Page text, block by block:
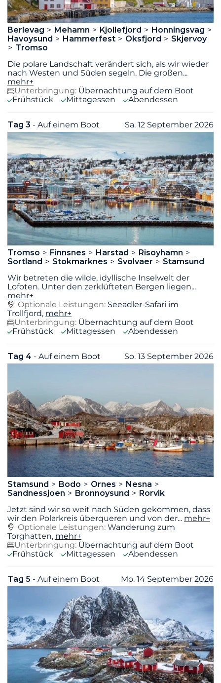
Berlevag Mehamn Kjollefjord
Honningsvag
Havoysund
Hammerfest Oksfjord
Skjervoy
Tromso
Die polare Landschaft verändert sich, als wir wieder
nach Westen und Süden segeln. Die großen...
mehr+
Unterbringung: Übernachtung auf dem Boot
Frühstück
Mittagessen Abendessen
Tag 3 - Auf einem Boot Sa. 12 September 2026
Tromso Finnsnes Harstad
Risoyhamn
Sortland
Stokmarknes Svolvaer
Stamsund
Wir betreten die wilde, idyllische Inselwelt der
Lofoten. Unter den zerklüfteten Bergen liegen...
mehr+
Optionale Leistungen: Seeadler-Safari im
Trollfjord, mehr+
Unterbringung: Übernachtung auf dem Boot
Frühstück
Mittagessen Abendessen
Tag 4 - Auf einem Boot So. 13 September 2026
Stamsund Bodo Ornes
Nesna
Sandnessjoen
Bronnoysund
Rorvik
Jetzt sind wir so weit nach Süden gekommen, dass
wir den Polarkreis überqueren und von der... mehr+
Optionale Leistungen: Wanderung zum
Torghatten, mehr+
Unterbringung: Übernachtung auf dem Boot
Frühstück
Mittagessen Abendessen
Tag 5 - Auf einem Boot Mo. 14 September 2026